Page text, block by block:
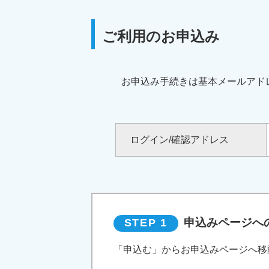
ご利用のお申込み
お申込み手続きは基本メールア
ログイン/確認アドレス
STEP 1 申込みページへ
「申込む」からお申込みページへ